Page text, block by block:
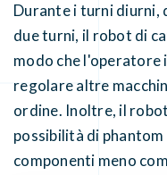
Durante i turni diurni,
due turni, il robot di
modo che l'operatore
regolare altre
ordine. Inoltre, il
possibilità di
componenti meno